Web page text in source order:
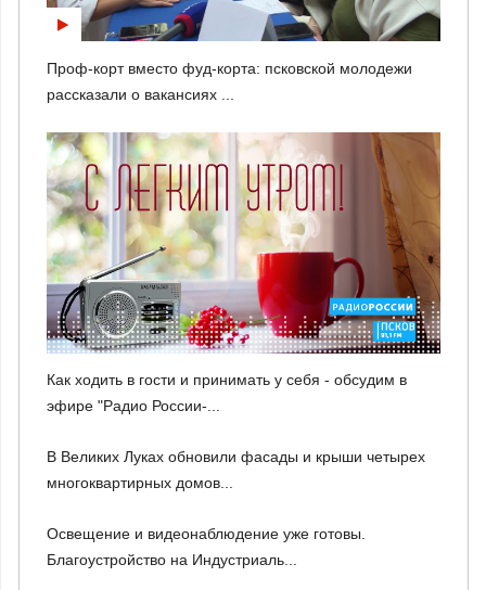
Проф-корт вместо фуд-корта: псковской молодежи
рассказали о вакансиях ...
Как ходить в гости и принимать у себя - обсудим в
эфире "Радио России-...
В Великих Луках обновили фасады и крыши четырех
многоквартирных домов...
Освещение и видеонаблюдение уже готовы.
Благоустройство на Индустриаль...